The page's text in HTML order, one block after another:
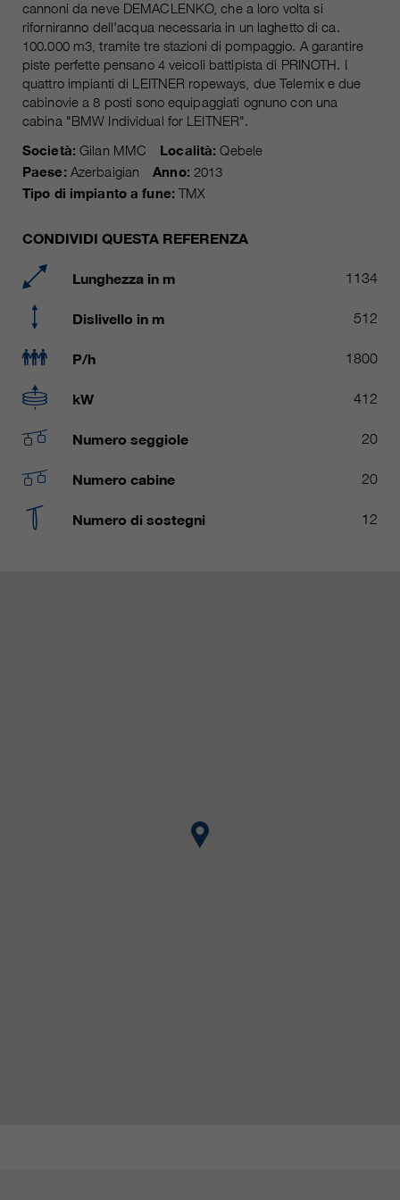
cannoni da neve DEMACLENKO, che a loro volta si
riforniranno dell'acqua necessaria in un laghetto di ca.
100.000 m3, tramite tre stazioni di pompaggio. A garantire
piste perfette pensano 4 veicoli battipista di PRINOTH. I
quattro impianti di LEITNER ropeways, due Telemix e due
cabinovie a 8 posti sono equipaggiati ognuno con una
cabina "BMW Individual for LEITNER".
Società:Gilan MMC Località: Qebele
Paese:Azerbaigian Anno:2013
Tipo di impianto a fune:TMX
CONDIVIDI QUESTA REFERENZA
Lunghezza in m 1134
Dislivello in m 512
P/h 1800
kW 412
Numero seggiole 20
Numero cabine 20
Numero di sostegni 12
attuale
obiettivo
Usato per proteggere lo spam
causato dallo spam-bot.
Nome cookie_optin
fornitore sgalinski Cookie Opt In
durata 30 giorni
obiettivo
Salva le impostazioni del cookie
Nome
_ga, _gid, _gat, __utma, __utmb,
__utmc, __utmd, __utmz
fornitore Google Analytics
durata
variano da 2 anni a 6 mesi o ancora
di più.
Questi cookie sono utilizzati da
Google Analytics per raccogliere
e non personali. Ulteriori
direttive sulla protezione dei dati di
https://policies.google.com/privacy.,
anche ai nostri clienti / partner.
piú informazioni sul cookie